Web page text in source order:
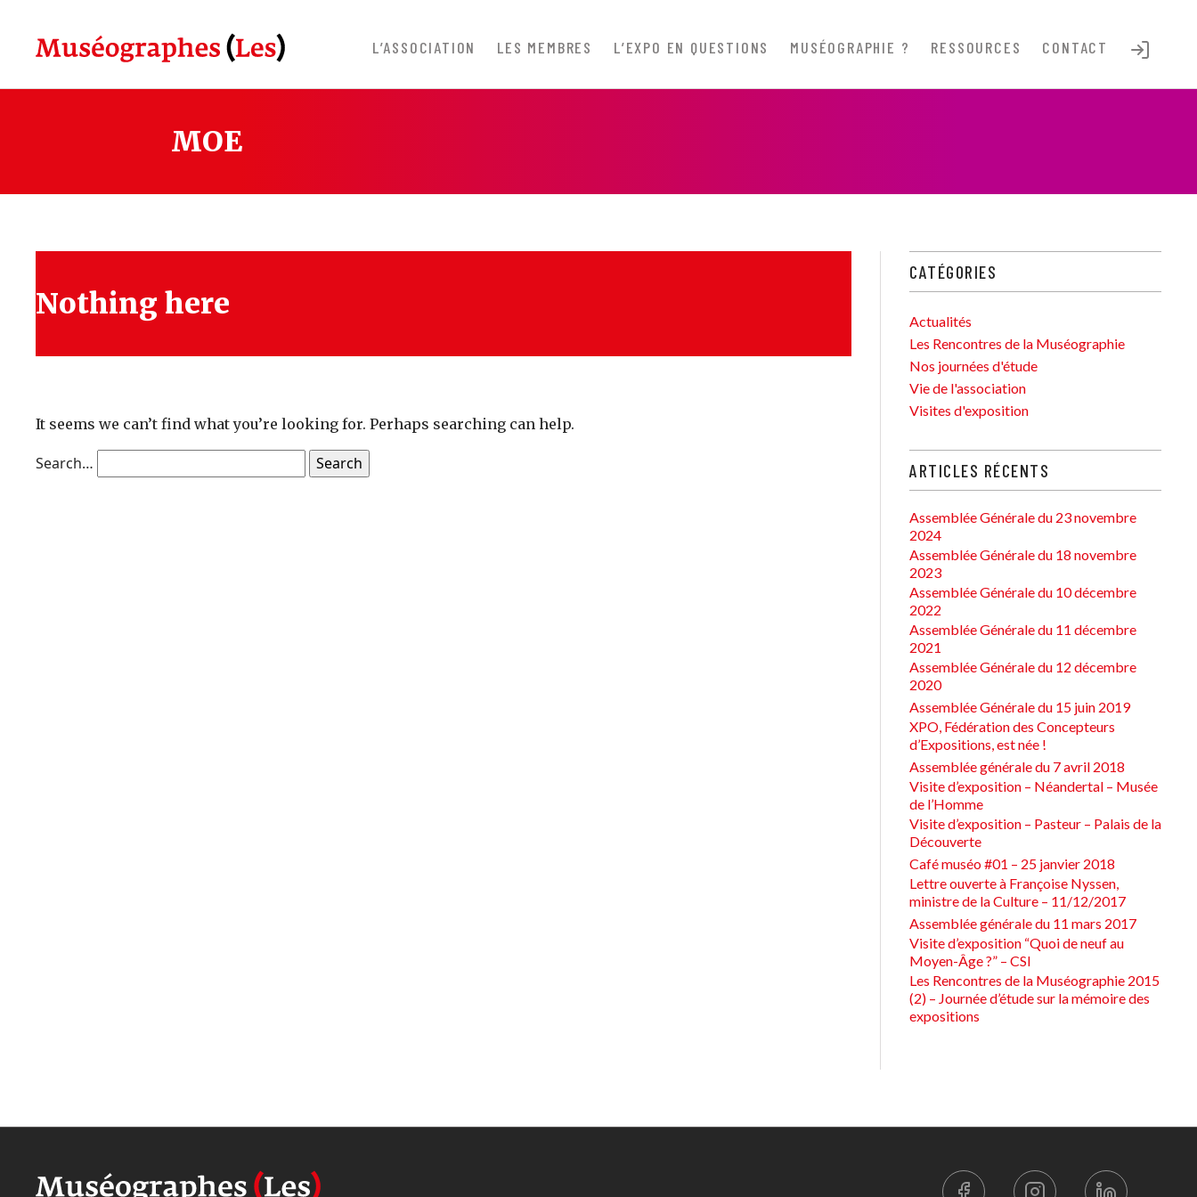
content
L’ASSOCIATION LES MEMBRES L’EXPO EN QUESTIONS MUSÉOGRAPHIE ? RESSOURCES CONTACT
MOE
Nothing here
It seems we can’t find what you’re looking for. Perhaps searching can help.
Search…
CATÉGORIES
Actualités
Les Rencontres de la Muséographie
Nos journées d'étude
Vie de l'association
Visites d'exposition
ARTICLES RÉCENTS
Assemblée Générale du 23 novembre
2024
Assemblée Générale du 18 novembre
2023
Assemblée Générale du 10 décembre
2022
Assemblée Générale du 11 décembre
2021
Assemblée Générale du 12 décembre
2020
Assemblée Générale du 15 juin 2019
XPO, Fédération des Concepteurs
d’Expositions, est née !
Assemblée générale du 7 avril 2018
Visite d’exposition – Néandertal – Musée
de l’Homme
Visite d’exposition – Pasteur – Palais de la
Découverte
Café muséo #01 – 25 janvier 2018
Lettre ouverte à Françoise Nyssen,
ministre de la Culture – 11/12/2017
Assemblée générale du 11 mars 2017
Visite d’exposition “Quoi de neuf au
Moyen-Âge ?” – CSI
Les Rencontres de la Muséographie 2015
(2) – Journée d’étude sur la mémoire des
expositions